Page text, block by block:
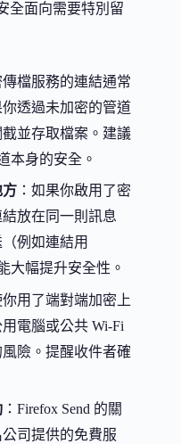
全面向需要特別留
傳檔服務的連結通常
透過未加密的管道
並存取檔案。建議
本身的安全。
方 ：如果你啟用了密
放在同一則訊息
例如連結用
大幅提升安全性。
你用了端對端加密上
電腦或公共 Wi-Fi
險。提醒收件者確
：Firefox Send 的關
司提供的免費服